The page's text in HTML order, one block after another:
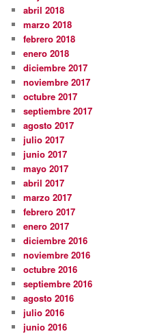
abril 2018
marzo 2018
febrero 2018
enero 2018
diciembre 2017
noviembre 2017
octubre 2017
septiembre 2017
agosto 2017
julio 2017
junio 2017
mayo 2017
abril 2017
marzo 2017
febrero 2017
enero 2017
diciembre 2016
noviembre 2016
octubre 2016
septiembre 2016
agosto 2016
julio 2016
junio 2016